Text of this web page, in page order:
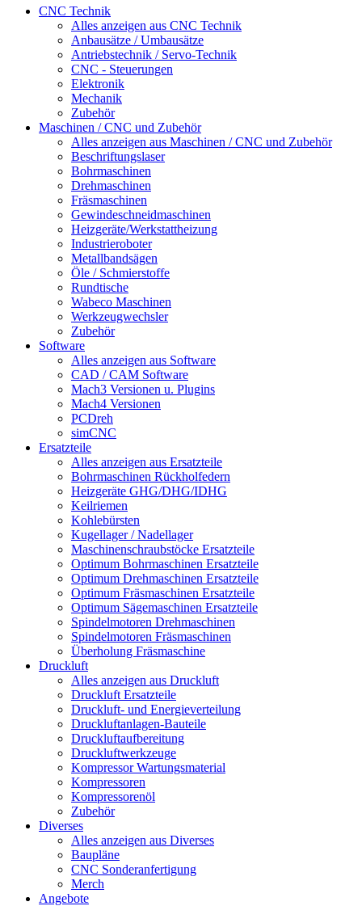
CNC Technik
Alles anzeigen aus CNC Technik
Anbausätze / Umbausätze
Antriebstechnik / Servo-Technik
CNC - Steuerungen
Elektronik
Mechanik
Zubehör
Maschinen / CNC und Zubehör
Alles anzeigen aus Maschinen / CNC und Zubehör
Beschriftungslaser
Bohrmaschinen
Drehmaschinen
Fräsmaschinen
Gewindeschneidmaschinen
Heizgeräte/Werkstattheizung
Industrieroboter
Metallbandsägen
Öle / Schmierstoffe
Rundtische
Wabeco Maschinen
Werkzeugwechsler
Zubehör
Software
Alles anzeigen aus Software
CAD / CAM Software
Mach3 Versionen u. Plugins
Mach4 Versionen
PCDreh
simCNC
Ersatzteile
Alles anzeigen aus Ersatzteile
Bohrmaschinen Rückholfedern
Heizgeräte GHG/DHG/IDHG
Keilriemen
Kohlebürsten
Kugellager / Nadellager
Maschinenschraubstöcke Ersatzteile
Optimum Bohrmaschinen Ersatzteile
Optimum Drehmaschinen Ersatzteile
Optimum Fräsmaschinen Ersatzteile
Optimum Sägemaschinen Ersatzteile
Spindelmotoren Drehmaschinen
Spindelmotoren Fräsmaschinen
Überholung Fräsmaschine
Druckluft
Alles anzeigen aus Druckluft
Druckluft Ersatzteile
Druckluft- und Energieverteilung
Druckluftanlagen-Bauteile
Druckluftaufbereitung
Druckluftwerkzeuge
Kompressor Wartungsmaterial
Kompressoren
Kompressorenöl
Zubehör
Diverses
Alles anzeigen aus Diverses
Baupläne
CNC Sonderanfertigung
Merch
Angebote